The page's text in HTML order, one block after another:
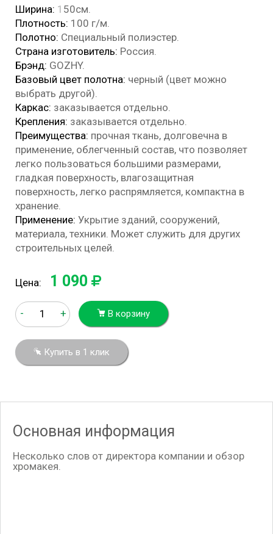
Ширина: 1 50см.
Плотность: 100 г/м.
Полотно: Специальный полиэстер.
Страна изготовитель: Россия.
Брэнд: GOZHY.
Базовый цвет полотна: черный (цвет можно
выбрать другой).
Каркас: заказывается отдельно.
Крепления: заказывается отдельно.
Преимущества: прочная ткань, долговечна в
применение, облегченный состав, что позволяет
легко пользоваться большими размерами,
гладкая поверхность, влагозащитная
поверхность, легко распрямляется, компактна в
хранение.
Применение: Укрытие зданий, сооружений,
материала, техники. Может служить для других
строительных целей.
Цена: 1 090
- + В корзину
Купить в 1 клик
Основная информация
Несколько слов от директора компании и обзор
хромакея.